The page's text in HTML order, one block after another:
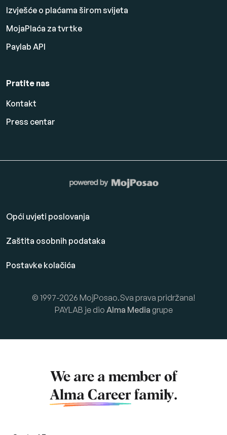
Izvješće o plaćama širom svijeta
MojaPlaća za tvrtke
Paylab API
Pratite nas
Kontakt
Press centar
Opći uvjeti poslovanja
Zaštita osobnih podataka
Postavke kolačića
© 1997-2026 MojPosao.Sva prava pridržana!
PAYLAB je dio Alma Media grupe
We are a member of
Alma Career family.